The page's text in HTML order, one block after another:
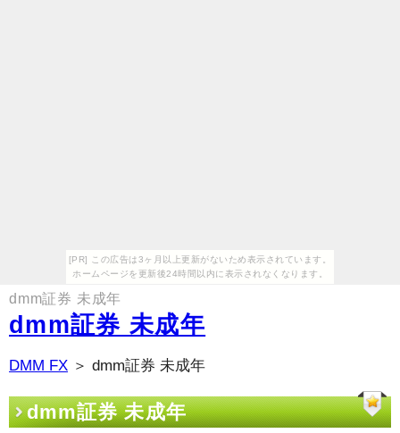
[PR] この広告は3ヶ月以上更新がないため表示されています。
ホームページを更新後24時間以内に表示されなくなります。
dmm証券 未成年
dmm証券 未成年
DMM FX ＞ dmm証券 未成年
dmm証券 未成年